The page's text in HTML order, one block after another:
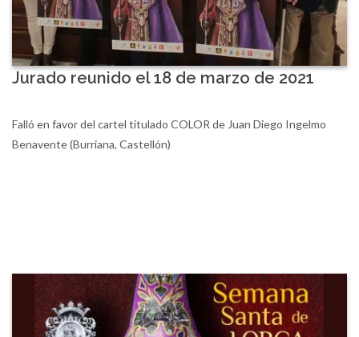
Jurado reunido el 18 de marzo de 2021
Falló en favor del cartel titulado COLOR de Juan Diego Ingelmo
Benavente (Burriana, Castellón)